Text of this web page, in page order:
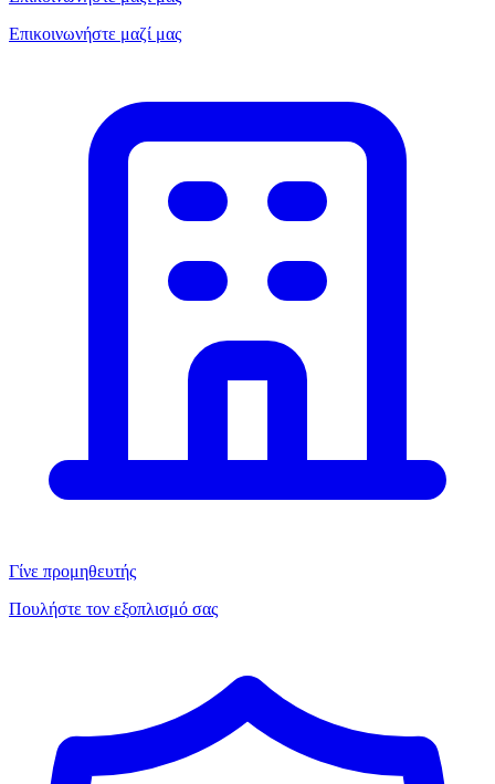
Επικοινωνήστε μαζί μας
Γίνε προμηθευτής
Πουλήστε τον εξοπλισμό σας